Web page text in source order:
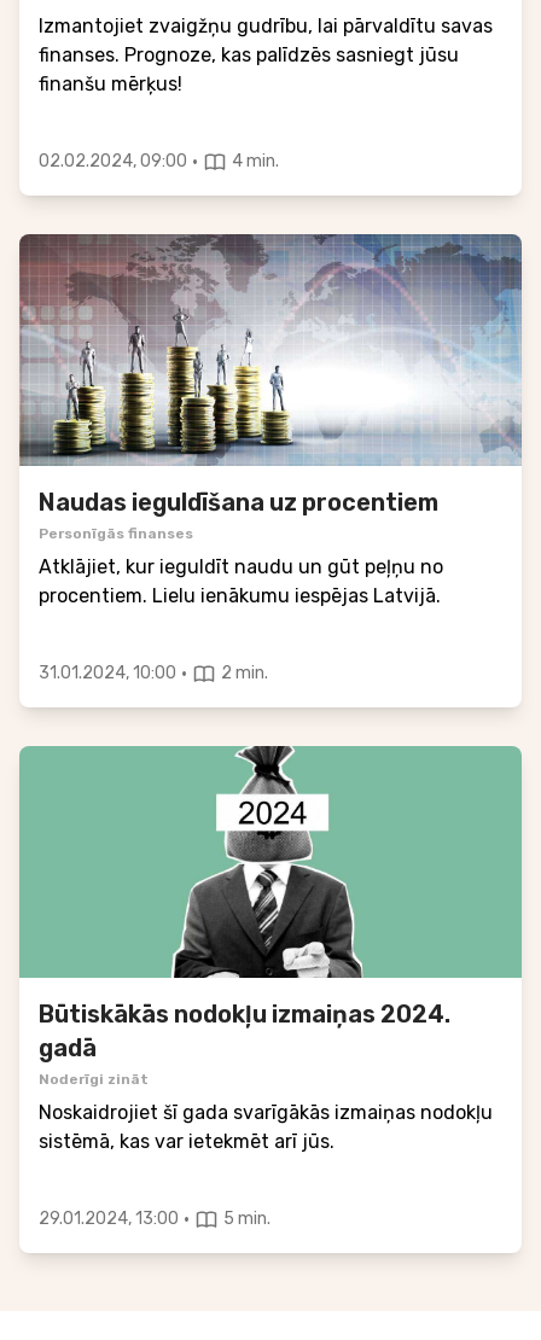
Izmantojiet zvaigžņu gudrību, lai pārvaldītu savas
finanses. Prognoze, kas palīdzēs sasniegt jūsu
finanšu mērķus!
02.02.2024, 09:00 · 4 min.
Naudas ieguldīšana uz procentiem
Personīgās finanses
Atklājiet, kur ieguldīt naudu un gūt peļņu no
procentiem. Lielu ienākumu iespējas Latvijā.
31.01.2024, 10:00 · 2 min.
Būtiskākās nodokļu izmaiņas 2024.
gadā
Noderīgi zināt
Noskaidrojiet šī gada svarīgākās izmaiņas nodokļu
sistēmā, kas var ietekmēt arī jūs.
29.01.2024, 13:00 · 5 min.